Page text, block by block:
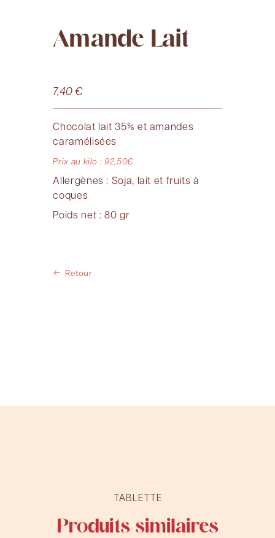
Amande Lait
7,40€
Chocolat lait 35% et amandes
caramélisées
Prix au kilo : 92,50€
Allergènes : Soja, lait et fruits à
coques
Poids net : 80 gr
Retour
TABLETTE
Produits similaires